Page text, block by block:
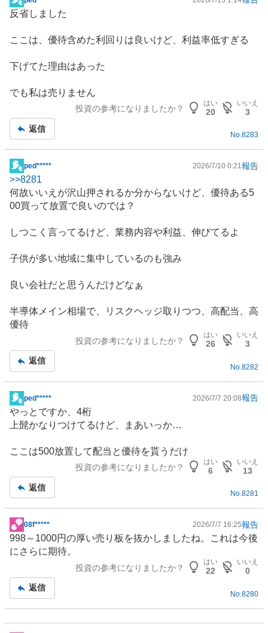
掲
示
記
反省しました
ここは、優待含めた利回りは良いけど、利益率低すぎる
下げてた理由はあった
でも私は売りません
投資の参考になりましたか？
はい
20
いいえ
3
返信
No.8283
掲
示
板
記
ped***** 2026/7/10 0:21報告
>>8281
何故いいえが沢山押されるか分からないけど、優待ある5
00買って放置で良いのでは？
しつこく言ってるけど、業務内容や利益、伸びてるよ
子供が多い地域に集中しているのも強み
良い会社だと思うんだけどなぁ
半導体 メイン相場で、リスクヘッジ取りつつ、高配当、高
優待
投資の参考になりましたか？
はい
26
いいえ
3
返信
No. 8282
掲
示
板
事
ped***** 2026/7/7 20:08報告
やっとですか、4桁
上髭かなりつけてるけど、まあいっか…
ここは500放置して配当と優待を貰うだけ
投資の参考になりましたか？
はい
6
いいえ
13
返信
No.8281
掲
示
板
08f***** 2026/7/7 16:25報告
998～1000円の厚い売り板を抜かしましたね。これは今後
にさらに期待。
投資の参考になりましたか？
はい
22
いいえ
0
返信
No. 8280